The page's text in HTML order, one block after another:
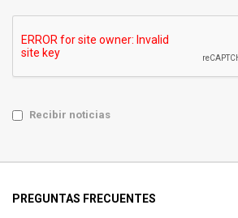
Recibir noticias
PREGUNTAS FRECUENTES